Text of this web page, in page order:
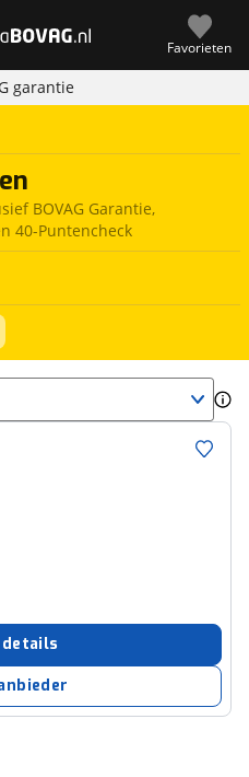
Favorieten
garantie
BOVAG Garantie,
40-Puntencheck
details